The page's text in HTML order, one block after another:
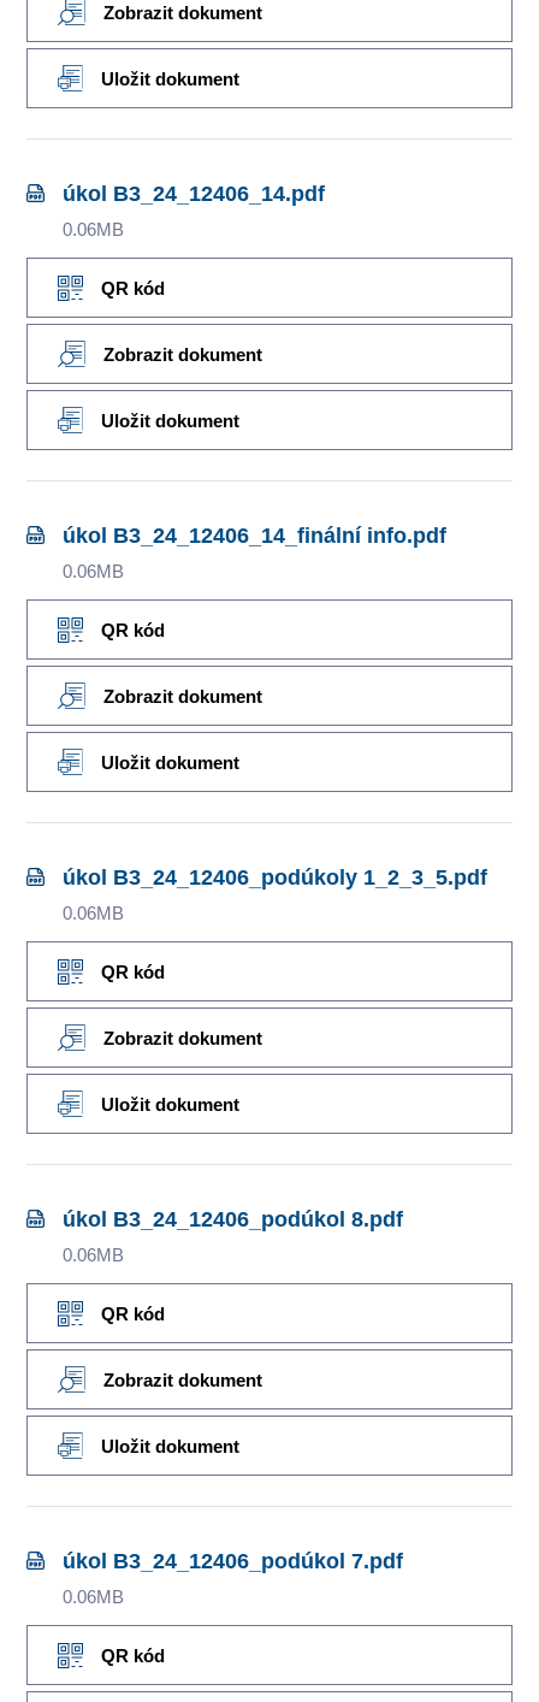
Zobrazit dokument
Uložit dokument
úkol B3_24_12406_14.pdf
0.06MB
QR kód
Zobrazit dokument
Uložit dokument
úkol B3_24_12406_14_finální info.pdf
0.06MB
QR kód
Zobrazit dokument
Uložit dokument
úkol B3_24_12406_podúkoly 1_2_3_5.pdf
0.06MB
QR kód
Zobrazit dokument
Uložit dokument
úkol B3_24_12406_podúkol 8.pdf
0.06MB
QR kód
Zobrazit dokument
Uložit dokument
úkol B3_24_12406_podúkol 7.pdf
0.06MB
QR kód